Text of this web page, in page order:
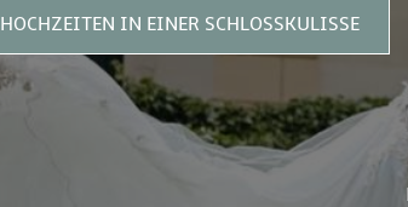
HOCHZEITEN IN EINER SCHLOSSKULISSE